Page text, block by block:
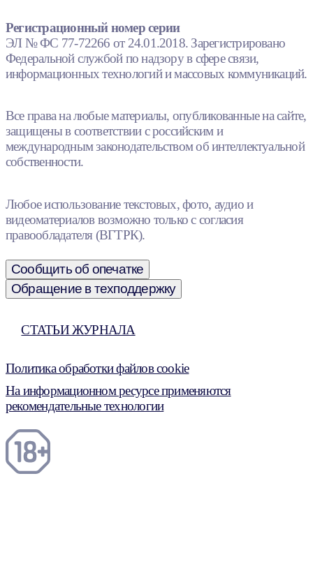
Регистрационный номер серии
ЭЛ № ФС 77-72266 от 24.01.2018. Зарегистрировано
Федеральной службой по надзору в сфере связи,
информационных технологий и массовых коммуникаций.
Все права на любые материалы, опубликованные на сайте,
защищены в соответствии с российским и
международным законодательством об интеллектуальной
собственности.
Любое использование текстовых, фото, аудио и
видеоматериалов возможно только с согласия
правообладателя (ВГТРК).
Сообщить об опечатке
Обращение в техподдержку
СТАТЬИ ЖУРНАЛА
Политика обработки файлов cookie
На информационном ресурсе применяются
рекомендательные технологии